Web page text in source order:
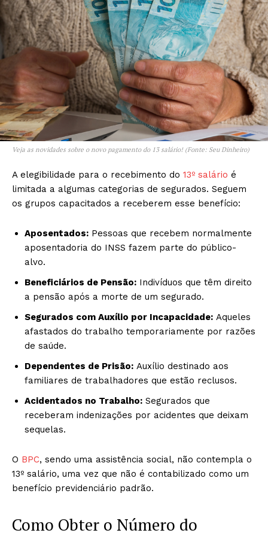
Veja as novidades sobre o novo pagamento do 13 salário! (Fonte: Seu Dinheiro)
A elegibilidade para o recebimento do 13º salário é
limitada a algumas categorias de segurados. Seguem
os grupos capacitados a receberem esse benefício:
Aposentados: Pessoas que recebem normalmente
aposentadoria do INSS fazem parte do público-
alvo.
Beneficiários de Pensão: Indivíduos que têm direito
a pensão após a morte de um segurado.
Segurados com Auxílio por Incapacidade: Aqueles
afastados do trabalho temporariamente por razões
de saúde.
Dependentes de Prisão: Auxílio destinado aos
familiares de trabalhadores que estão reclusos.
Acidentados no Trabalho: Segurados que
receberam indenizações por acidentes que deixam
sequelas.
O BPC, sendo uma assistência social, não contempla o
13º salário, uma vez que não é contabilizado como um
benefício previdenciário padrão.
Como Obter o Número do